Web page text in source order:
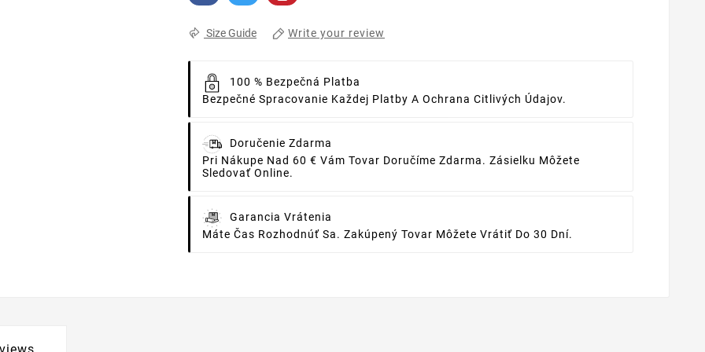
Size Guide Write your review
100 % Bezpečná Platba
Bezpečné Spracovanie Každej Platby A Ochrana Citlivých Údajov.
Doručenie Zdarma
Pri Nákupe Nad 60 € Vám Tovar Doručíme Zdarma. Zásielku Môžete
Sledovať Online.
Garancia Vrátenia
Máte Čas Rozhodnúť Sa. Zakúpený Tovar Môžete Vrátiť Do 30 Dní.